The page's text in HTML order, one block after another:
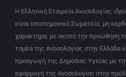
Η Ελληνική Εταιρεία Ανοσολογίας
είναι επιστημονικό Σωματείο, μη
χαρακτήρα, με σκοπό την προώθηση
τομέα της Ανοσολογίας στην Ελλάδα
προαγωγή της Δημόσιας Υγείας με
εφαρμογή της Ανοσολογίας στην